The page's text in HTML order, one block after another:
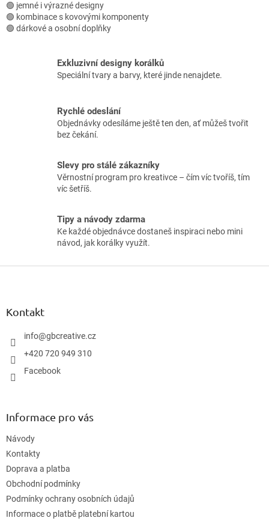
s
🟢 jemné i výrazné designy
🟢 kombinace s kovovými komponenty
🟢 dárkové a osobní doplňky
Exkluzivní designy korálků
Speciální tvary a barvy, které jinde nenajdete.
Rychlé odeslání
Objednávky odesíláme ještě ten den, ať můžeš tvořit
bez čekání.
Slevy pro stálé zákazníky
Věrnostní program pro kreativce – čím víc tvoříš, tím
víc šetříš.
Tipy a návody zdarma
Ke každé objednávce dostaneš inspiraci nebo mini
návod, jak korálky využít.
Kontakt
info@gbcreative.cz
+420 720 949 310
Facebook
Informace pro vás
Návody
Kontakty
Doprava a platba
Obchodní podmínky
Podmínky ochrany osobních údajů
Informace o platbě platební kartou